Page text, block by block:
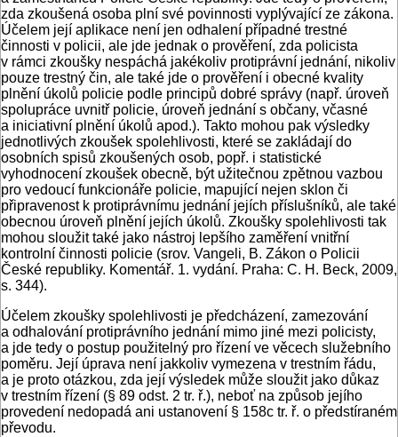
zda zkoušená osoba plní své povinnosti vyplývající ze zákona.
Účelem její aplikace není jen odhalení případné trestné
činnosti v policii, ale jde jednak o prověření, zda policista
v rámci zkoušky nespáchá jakékoliv protiprávní jednání, nikoliv
pouze trestný čin, ale také jde o prověření i obecné kvality
plnění úkolů policie podle principů dobré správy (např. úroveň
spolupráce uvnitř policie, úroveň jednání s občany, včasné
a iniciativní plnění úkolů apod.). Takto mohou pak výsledky
jednotlivých zkoušek spolehlivosti, které se zakládají do
osobních spisů zkoušených osob, popř. i statistické
vyhodnocení zkoušek obecně, být užitečnou zpětnou vazbou
pro vedoucí funkcionáře policie, mapující nejen sklon či
připravenost k protiprávnímu jednání jejích příslušníků, ale také
obecnou úroveň plnění jejích úkolů. Zkoušky spolehlivosti tak
mohou sloužit také jako nástroj lepšího zaměření vnitřní
kontrolní činnosti policie (srov. Vangeli, B. Zákon o Policii
České republiky. Komentář. 1. vydání. Praha: C. H. Beck, 2009,
s. 344).
Účelem zkoušky spolehlivosti je předcházení, zamezování
a odhalování protiprávního jednání mimo jiné mezi policisty,
a jde tedy o postup použitelný pro řízení ve věcech služebního
poměru. Její úprava není jakkoliv vymezena v trestním řádu,
a je proto otázkou, zda její výsledek může sloužit jako důkaz
v trestním řízení (§ 89 odst. 2 tr. ř.), neboť na způsob jejího
provedení nedopadá ani ustanovení § 158c tr. ř. o předstíraném
převodu.